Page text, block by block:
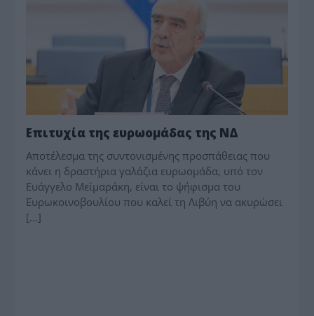
Επιτυχία της ευρωομάδας της ΝΔ
Αποτέλεσμα της συντονισμένης προσπάθειας που
κάνει η δραστήρια γαλάζια ευρωομάδα, υπό τον
Ευάγγελο Μεϊμαράκη, είναι το ψήφισμα του
Ευρωκοινοβουλίου που καλεί τη Λιβύη να ακυρώσει
[…]